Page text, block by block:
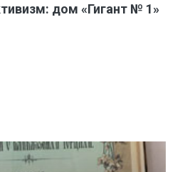
дом «Гигант № 1»